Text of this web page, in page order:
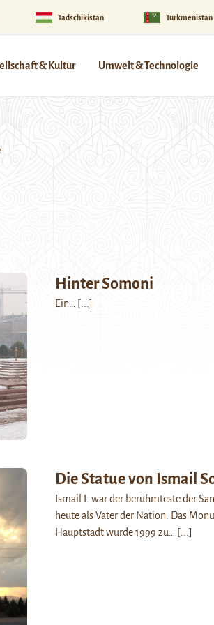
Tadschikistan Turkmenistan
& Kultur Umwelt & Technologie
Hinter Somoni
Ein… [...]
Die Statue von Ismail
Ismail I. war der berühmteste der
heute als Vater der Nation. Das
Hauptstadt wurde 1999 zu…
[...]